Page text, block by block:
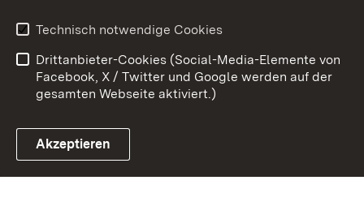
Link zum Landesportal
Barrierefreiheit
Impressum Cookies
Technisch notwendige Cookies
Drittanbieter-Cookies (Social-Media-Elemente von
Facebook, X / Twitter und Google werden auf der
gesamten Webseite aktiviert.)
Akzeptieren